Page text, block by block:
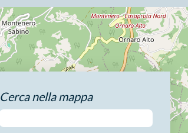
Cerca nella mappa